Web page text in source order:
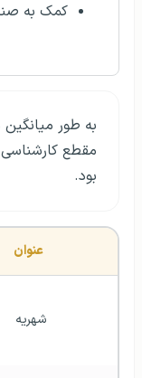
کمک به
به طور
بود.
عنوان
شهریه